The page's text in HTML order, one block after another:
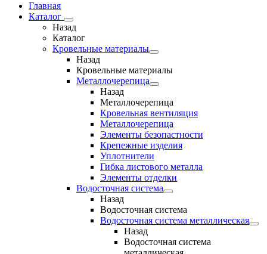
Главная
Каталог
Назад
Каталог
Кровельные материалы
Назад
Кровельные материалы
Металлочерепица
Назад
Металлочерепица
Кровельная вентиляция
Металлочерепица
Элементы безопастности
Крепежные изделия
Уплотнители
Гибка листового металла
Элементы отделки
Водосточная система
Назад
Водосточная система
Водосточная система металлическая
Назад
Водосточная система